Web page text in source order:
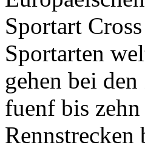
Sportart
Sportarten
gehen bei
fuenf bis